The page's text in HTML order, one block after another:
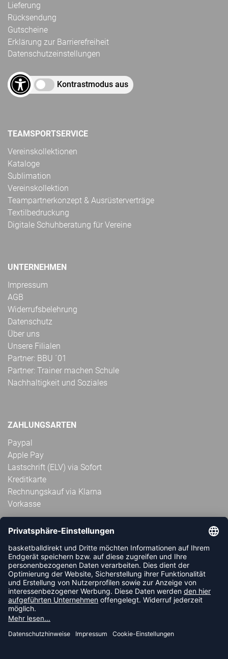
Lieferung
Rücksendung
Gutscheine
Erklärung zur Barrierefreiheit
Datenschutzeinstellungen
Kontrastmodus aus
TEAMSPORTSERVICE
Vereinskollektionen
Kataloge
Sublimation
Vereinskollektion
Teampartnerkonzept & Ausrüsterverträge
Textilbedruckung
Digitale Schuhberatung für Vereine
UNTERNEHMEN
Impressum
AGB
Widerrufsbelehrung
Datenschutz
Über uns
Unsere Filialen
Partner: BBU ´01
Partner: Trainer machen Schule
Nachhaltigkeit und Soziales
ZAHLUNGSARTEN
Paypal
Apple Pay
Lastschrift (ELV) via Sofort
Kreditkarte
Rechnungskauf via Klarna
Vorkasse
ABONNIERE JETZT DEN KOSTENLOSEN
HANDBALLDIREKT-NEWSLETTER UND VERPASSE KEINE
NEUIGKEIT ODER AKTION MEHR.
JETZT ANMELDEN